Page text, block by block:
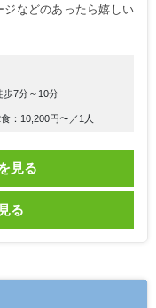
などのあったら嬉しい
7分～10分
：10,200円〜／1人
見る
る